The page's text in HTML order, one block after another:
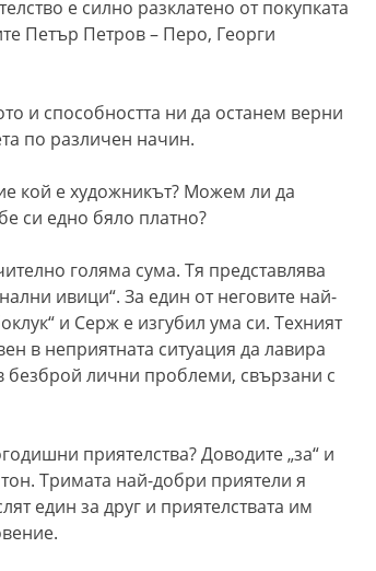
е силно разклатено от покупката
Петър Петров – Перо, Георги
и способността ни да останем верни
по различен начин.
кой е художникът? Можем ли да
си едно бяло платно?
голяма сума. Тя представлява
ивици“. За един от неговите най-
и Серж е изгубил ума си. Техният
в неприятната ситуация да лавира
безброй лични проблеми, свързани с
приятелства? Доводите „за“ и
Тримата най-добри приятели я
един за друг и приятелствата им